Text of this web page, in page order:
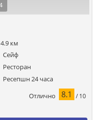
4.9 км
Сейф
Ресторан
Ресепшн 24 часа
Отлично 8.1 / 10